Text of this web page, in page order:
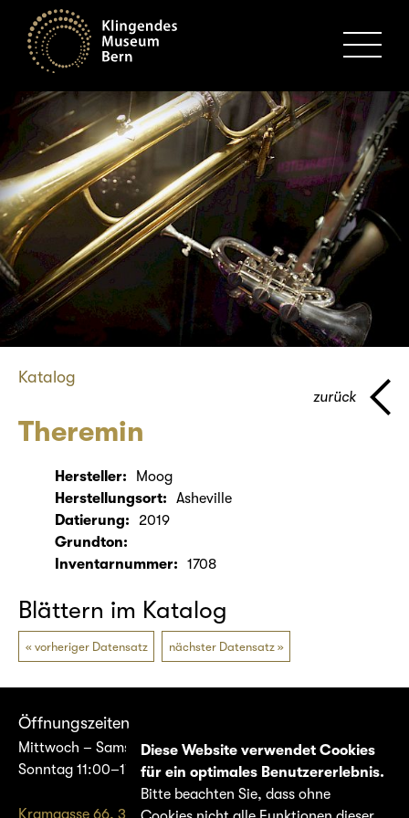
Katalog
Theremin
zurück
Hersteller:
Moog
Herstellungsort:
Asheville
Datierung:
2019
Grundton:
Inventarnummer:
1708
Blättern im Katalog
vorheriger Datensatz nächster Datensatz
Öffnungszeiten
Mittwoch – Samstag 14:00–17:00
Sonntag 11:00–17:00
Diese Website verwendet Cookies
für ein optimales Benutzererlebnis.
Bitte beachten Sie, dass ohne